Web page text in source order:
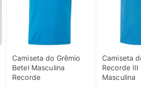
Camiseta do Grêmio
Betel Masculina
Recorde
Camiseta
Recorde III
Masculina